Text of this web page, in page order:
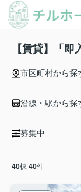
【賃貸】「即
市区町村から探
沿線・駅から探
募集中
40棟 40件